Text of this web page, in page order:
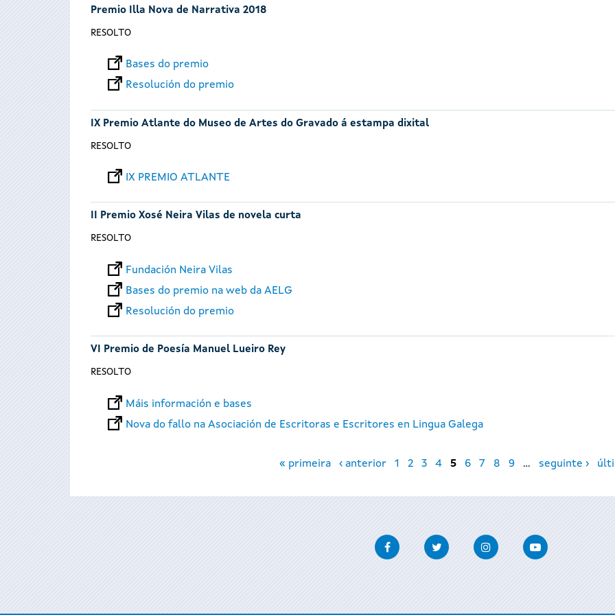
Premio Illa Nova de Narrativa 2018
RESOLTO
Bases do premio
Resolución do premio
IX Premio Atlante do Museo de Artes do Gravado á estampa dixital
RESOLTO
IX PREMIO ATLANTE
II Premio Xosé Neira Vilas de novela curta
RESOLTO
Fundación Neira Vilas
Bases do premio na web da AELG
Resolución do premio
VI Premio de Poesía Manuel Lueiro Rey
RESOLTO
Máis información e bases
Nova do fallo na Asociación de Escritoras e Escritores en Lingua Galega
« primeira ‹ anterior 1 2 3 4 5 6 7 8 9 … seguinte ›
FacebookTwitter InstagramYoutube